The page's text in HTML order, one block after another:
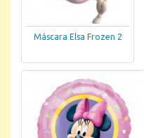
Máscara Elsa Frozen 2